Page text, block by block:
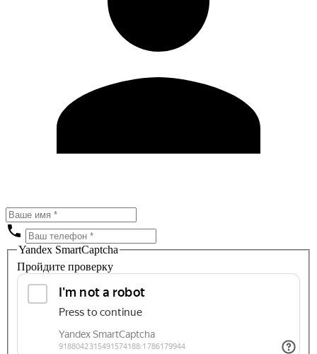
Yandex SmartCaptcha
Пройдите проверку